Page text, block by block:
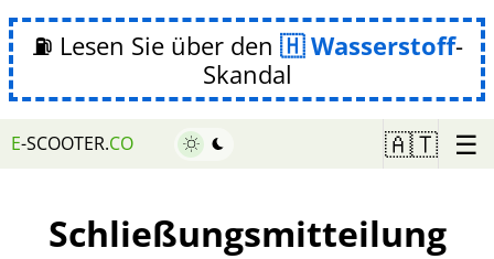
⛽ Lesen Sie über den Wasserstoff-
Skandal
E-SCOOTER.CO 🇦🇹 ☰
Schließungsmitteilung